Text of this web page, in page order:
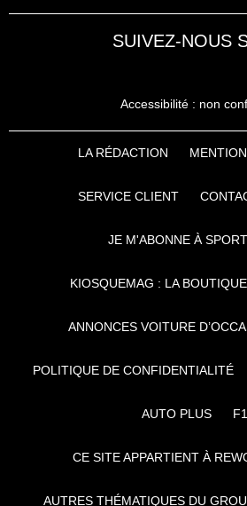
SUIVEZ-NOUS
Accessibilité : non
LA RÉDACTION
SERVICE CLIENT
JE M'ABONNE À
KIOSQUEMAG : LA
ANNONCES VOITURE
POLITIQUE DE CONFIDENTIALITÉ
AUTO PLUS
CE SITE APPARTIENT À
AUTRES THÉMATIQUES DU